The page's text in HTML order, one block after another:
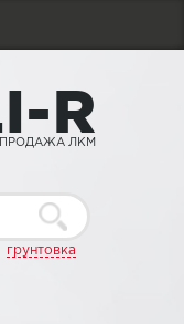
I-R
ПРОДАЖА ЛКМ
грунтовка